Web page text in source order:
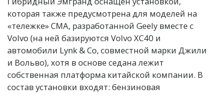
которая также предусмотрена для моделей на
«тележке» CMA, разработанной Geely вместе с
Volvo (на ней базируются Volvo XC40 и
автомобили Lynk & Co, совместной марки Джили
и Вольво), хотя в основе седана лежит
собственная платформа китайской компании. В
состав установки входят: бензиновая